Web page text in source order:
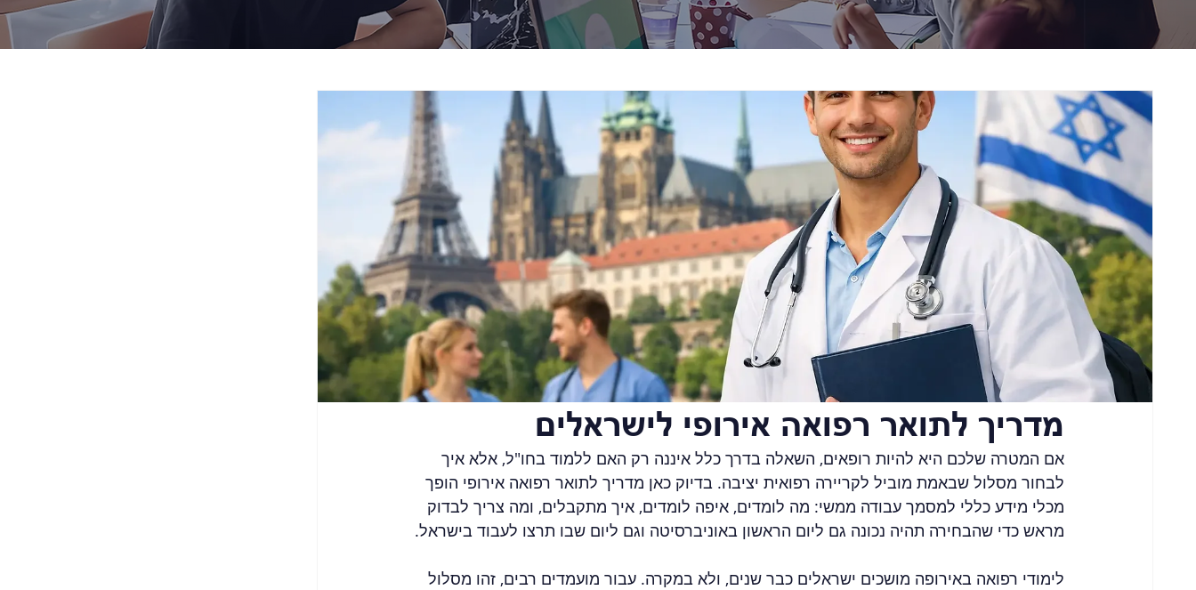
מדריך לתואר רפואה אירופי לישראלים
אם המטרה שלכם היא להיות רופאים, השאלה בדרך כלל איננה רק האם ללמוד בחו"ל, אלא איך
לבחור מסלול שבאמת מוביל לקריירה רפואית יציבה. בדיוק כאן מדריך לתואר רפואה אירופי הופך
מכלי מידע כללי למסמך עבודה ממשי: מה לומדים, איפה לומדים, איך מתקבלים, ומה צריך לבדוק
מראש כדי שהבחירה תהיה נכונה גם ליום הראשון באוניברסיטה וגם ליום שבו תרצו לעבוד בישראל.
לימודי רפואה באירופה מושכים ישראלים כבר שנים, ולא במקרה. עבור מועמדים רבים, זהו מסלול